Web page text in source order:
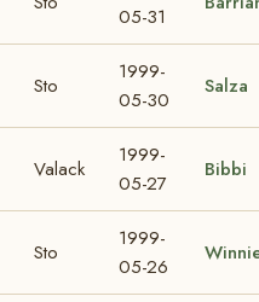
05-31
Sto
1999-
05-30
Salza
Valack
1999-
05-27
Bibbi
Sto
1999-
05-26